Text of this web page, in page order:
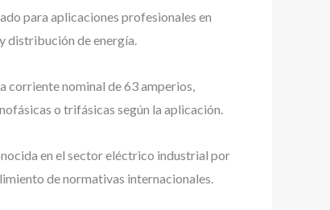
para aplicaciones profesionales en
distribución de energía.
corriente nominal de 63 amperios,
o trifásicas según la aplicación.
en el sector eléctrico industrial por
de normativas internacionales.